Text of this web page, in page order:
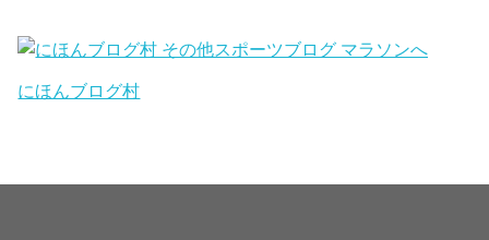
にほんブログ村